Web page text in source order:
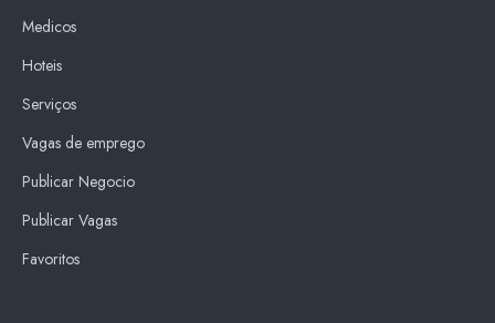
Medicos
Hoteis
Serviços
Vagas de emprego
Publicar Negocio
Publicar Vagas
Favoritos